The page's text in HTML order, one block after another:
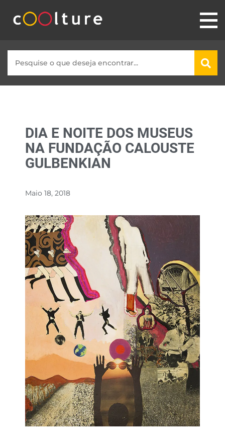
DIA E NOITE DOS MUSEUS
NA FUNDAÇÃO CALOUSTE
GULBENKIAN
Maio 18, 2018